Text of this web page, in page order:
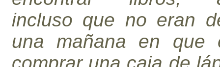
incluso que no eran
una mañana en que